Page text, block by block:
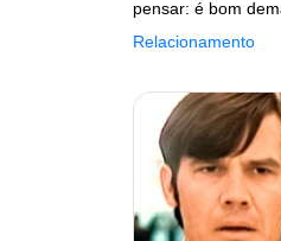
Relacionamento
pensar: é bom
pense que
de ficção; na vida
de Mark Ruffalo é
54 anos, passou
sempre esteve ao
momentos.